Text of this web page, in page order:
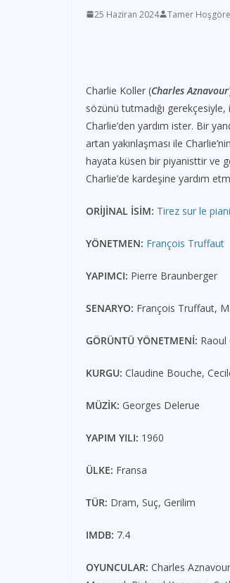
25 Haziran 2024 Tamer
Charlie Koller (Charles Aznavour
sözünü tutmadığı
Charlie’den yardım ister. Bir
artan yakınlaşması ile
hayata küsen bir piyanisttir ve
Charlie’de kardeşine yardım
ORİJİNAL İSİM: Tirez sur le
YÖNETMEN: François Truffaut
YAPIMCI: Pierre Braunberger
SENARYO: François Truffaut,
GÖRÜNTÜ YÖNETMENİ: Raoul
KURGU: Claudine Bouche,
MÜZİK: Georges Delerue
YAPIM YILI: 1960
ÜLKE: Fransa
TÜR: Dram, Suç, Gerilim
IMDB: 7.4
OYUNCULAR: Charles